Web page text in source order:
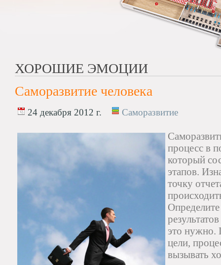
ХОРОШИЕ ЭМОЦИИ
Саморазвитие человека
24 декабря 2012 г. Саморазвитие
процесс в
который
этапов.
точку
это нужно.
цели,
вызывать